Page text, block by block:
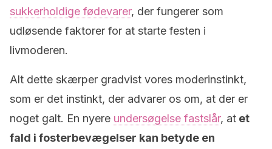
sukkerholdige fødevarer, der fungerer som
udløsende faktorer for at starte festen i
livmoderen.
Alt dette skærper gradvist vores moderinstinkt,
som er det instinkt, der advarer os om, at der er
noget galt. En nyere undersøgelse fastslår, at et
fald i fosterbevægelser kan betyde en